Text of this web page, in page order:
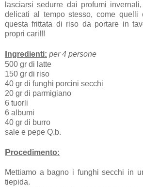
lasciarsi sedurre dai profumi
delicati al tempo stesso, come quelli
questa frittata di riso da portare in
propri cari!!!
Ingredienti: per 4 persone
500 gr di latte
150 gr di riso
40 gr di funghi porcini secchi
20 gr di parmigiano
6 tuorli
6 albumi
40 gr di burro
sale e pepe Q.b.
Procedimento:
Mettiamo a bagno i funghi secchi in
tiepida.